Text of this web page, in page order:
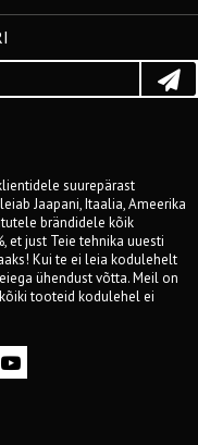
suurepärast
Jaapani, Itaalia, Ameerika
brändidele kõik
et just Teie tehnika uuesti
Kui te ei leia kodulehelt
ühendust võtta. Meil on
tooteid kodulehel ei